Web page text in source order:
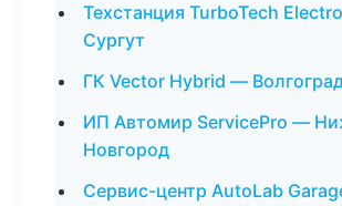
Техстанция TurboTech
Сургут
ГК Vector Hybrid —
ИП Автомир ServicePro —
Новгород
Сервис-центр AutoLab